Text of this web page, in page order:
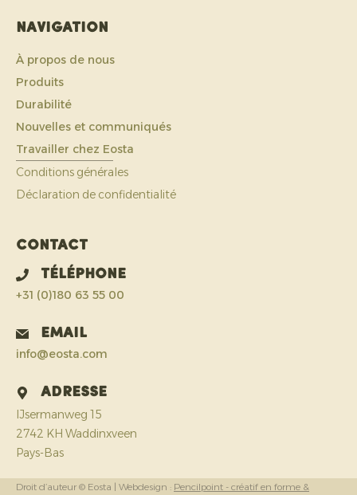
Navigation
À propos de nous
Produits
Durabilité
Nouvelles et communiqués
Travailler chez Eosta
Conditions générales
Déclaration de confidentialité
Contact
Téléphone
+31 (0)180 63 55 00
Email
info@eosta.com
Adresse
IJsermanweg 15
2742 KH Waddinxveen
Pays-Bas
Droit d’auteur © Eosta | Webdesign : Pencilpoint - créatif en forme &